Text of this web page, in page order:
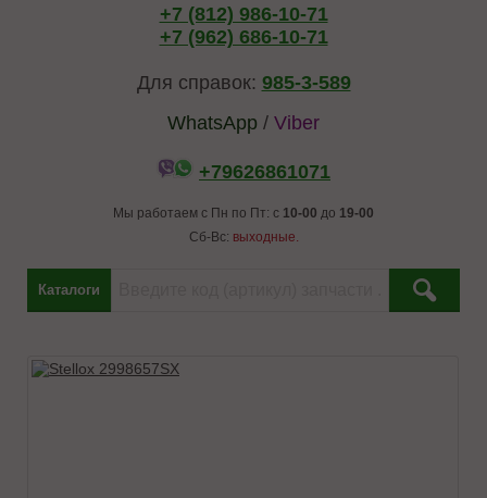
+7 (812) 986-10-71
+7 (962) 686-10-71
Для справок: 985-3-589
WhatsApp / Viber
+79626861071
Мы работаем с Пн по Пт: с 10-00 до 19-00
Сб-Вс: выходные.
Каталоги